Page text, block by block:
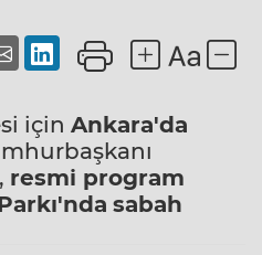
için Ankara'da
resmi program
sabah